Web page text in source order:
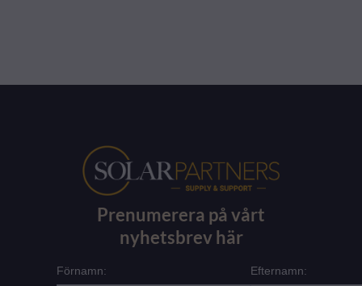
Prenumerera på vårt
nyhetsbrev här
Förnamn: Efternamn: